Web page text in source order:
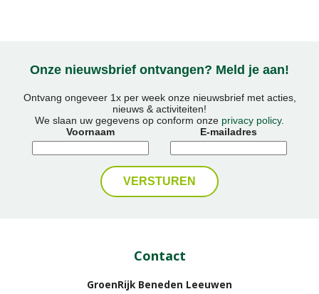
Onze nieuwsbrief ontvangen? Meld je aan!
Ontvang ongeveer 1x per week onze nieuwsbrief met acties,
nieuws & activiteiten!
We slaan uw gegevens op conform onze privacy policy.
Voornaam
E-mailadres
Contact
GroenRijk Beneden Leeuwen​